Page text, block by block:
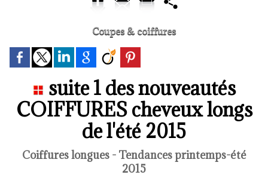
Coupes & coiffures
suite 1 des nouveautés
COIFFURES cheveux longs
de l'été 2015
Coiffures longues - Tendances printemps-été
2015